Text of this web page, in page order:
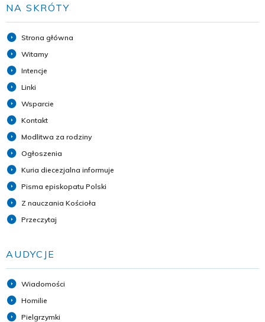
NA SKRÓTY
Strona główna
Witamy
Intencje
Linki
Wsparcie
Kontakt
Modlitwa za rodziny
Ogłoszenia
Kuria diecezjalna informuje
Pisma episkopatu Polski
Z nauczania Kościoła
Przeczytaj
AUDYCJE
Wiadomości
Homilie
Pielgrzymki